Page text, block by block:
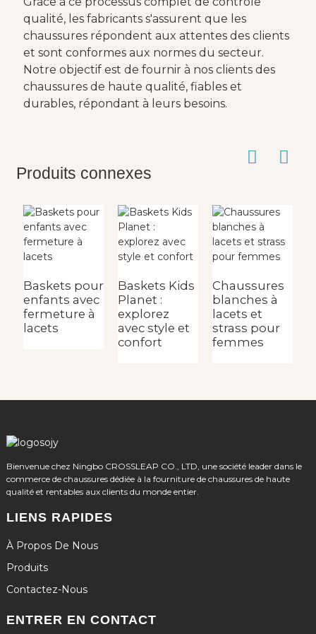
qualité, les fabricants s'assurent que les
chaussures répondent aux attentes des clients
et sont conformes aux normes du secteur.
Notre objectif est de fournir à nos clients des
chaussures de haute qualité, fiables et
durables, répondant à leurs besoins.
Produits connexes
Baskets pour
enfants avec
fermeture à
lacets
Baskets Kids
Planet :
explorez
avec style et
confort
Chaussures
blanches à
lacets et
strass pour
femmes
Bienvenue chez Ningbo CROSSLEAP CO., LTD, une société leader dans le
commerce de chaussures dédiée à la fourniture de chaussures de haute
qualité et rentables aux clients du monde entier.
LIENS RAPIDES
À Propos De Nous
Produits
Contactez-Nous
ENTRER EN CONTACT